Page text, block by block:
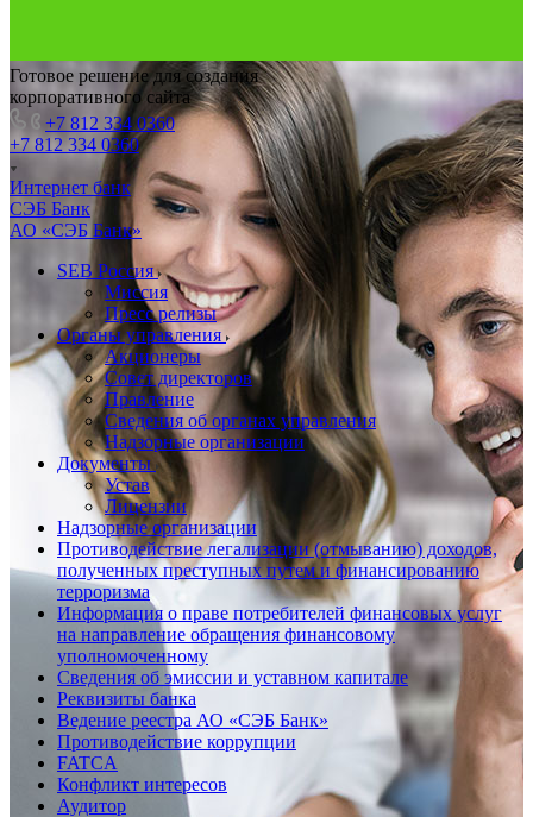
Готовое решение для создания
корпоративного сайта
+7 812 334 0360
+7 812 334 0360
Интернет банк
СЭБ Банк
АО «СЭБ Банк»
SEB Россия
Миссия
Пресс релизы
Органы управления
Акционеры
Совет директоров
Правление
Сведения об органах управления
Надзорные организации
Документы
Устав
Лицензии
Надзорные организации
Противодействие легализации (отмыванию) доходов,
полученных преступных путем и финансированию
терроризма
Информация о праве потребителей финансовых услуг
на направление обращения финансовому
уполномоченному
Сведения об эмиссии и уставном капитале
Реквизиты банка
Ведение реестра АО «СЭБ Банк»
Противодействие коррупции
FATCA
Конфликт интересов
Аудитор